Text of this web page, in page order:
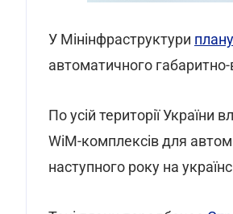
У Мінінфраструктури
автоматичного
По усій території
WiM-комплексів для
наступного року на